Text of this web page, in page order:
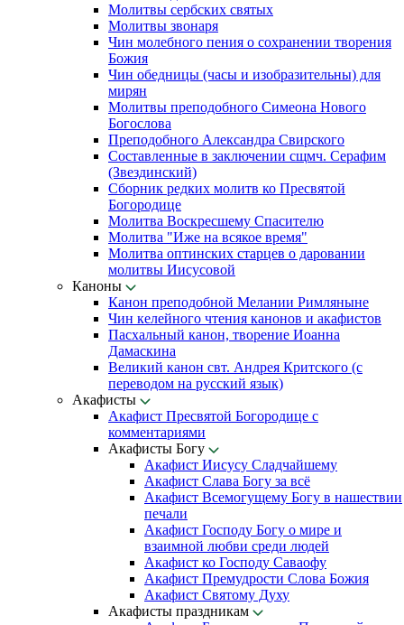
Молитвы сербских святых
Молитвы звонаря
Чин молебного пения о сохранении творения
Божия
Чин обедницы (часы и изобразительны) для
мирян
Молитвы преподобного Симеона Нового
Богослова
Преподобного Александра Свирского
Составленные в заключении сщмч. Серафим
(Звездинский)
Сборник редких молитв ко Пресвятой
Богородице
Молитва Воскресшему Спасителю
Молитва "Иже на всякое время"
Молитва оптинских старцев о даровании
молитвы Иисусовой
Каноны
Канон преподобной Мелании Римляныне
Чин келейного чтения канонов и акафистов
Пасхальный канон, творение Иоанна
Дамаскина
Великий канон свт. Андрея Критского (с
переводом на русский язык)
Акафисты
Акафист Пресвятой Богородице с
комментариями
Акафисты Богу
Акафист Иисусу Сладчайшему
Акафист Слава Богу за всё
Акафист Всемогущему Богу в нашествии
печали
Акафист Господу Богу о мире и
взаимной любви среди людей
Акафист ко Господу Саваофу
Акафист Премудрости Слова Божия
Акафист Святому Духу
Акафисты праздникам